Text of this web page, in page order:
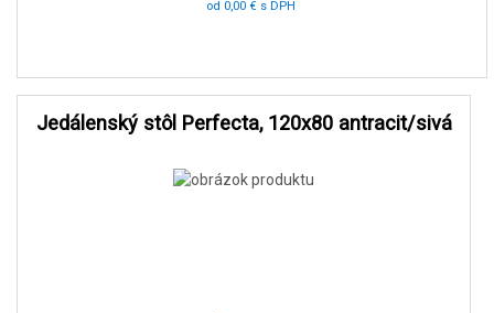
od 0,00 € s DPH
Jedálenský stôl Perfecta, 120x80 antracit/sivá